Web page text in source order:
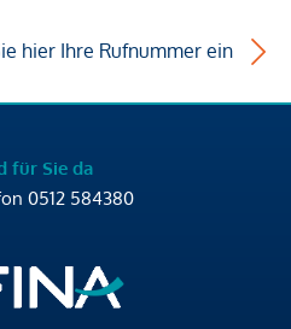
hier Ihre Rufnummer ein
für Sie da
0512 584380